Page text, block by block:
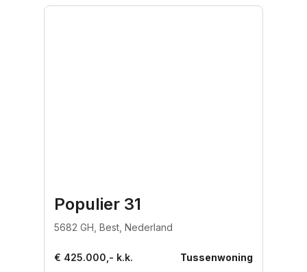
Populier 31
5682 GH, Best, Nederland
€ 425.000,- k.k. Tussenwoning